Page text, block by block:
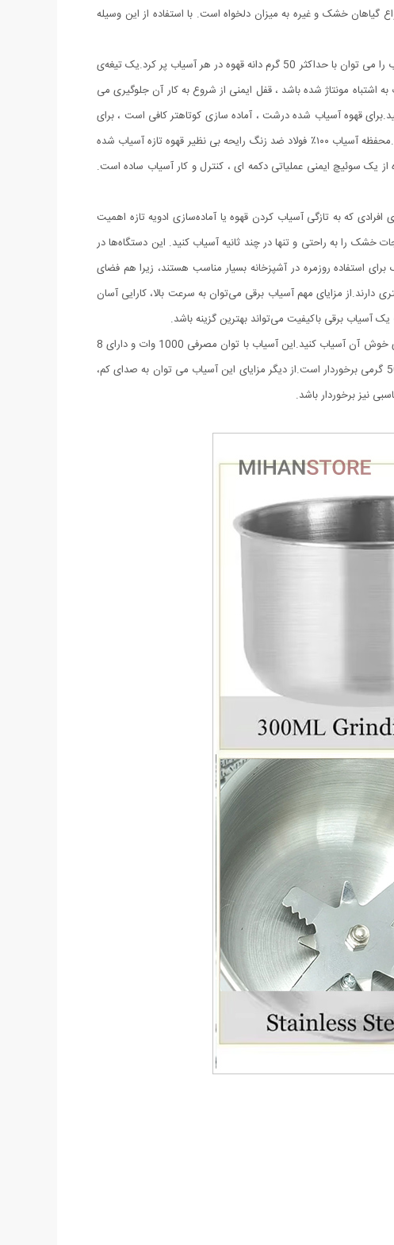
گیاهان خشک و غیره به میزان دلخواه است. با استفاده از این وسیله
صبح با یک فنجان قهوه تازه آسیاب شده با کمک آسیاب برقی تفال Tefal در طراحی مدرن و ظریف است ,از خواب بیدار شوید ,دستگاه آسیاب را می توان با حداکثر 50 گرم دانه قهوه در هر آسیاب پر کرد.یک تیغەی
بالای ۲۹۰۰۰ دور در دقیقه را ایجاد می کنند. اگر آسیاب به اشتباه مونتاژ شده باشد ، قفل ایمنی از شروع بە کار آن جلوگیری می
قهوه آسیاب شده درشت ، آماده سازی کوتاهتر کافی است ، برای
آسیاب ریزتر ، اجازه دهید آسیاب کمی بیشتر کار کند. به لطف درب شفاف ، می توانید به طور مداوم وضعیت قهوه آسیاب شده را بررسی کنید.محفظه آسیاب ۱۰۰٪ فولاد ضد زنگ رایحه بی نظیر قهوه تازه آسیاب شده
یک سوئیچ ایمنی عملیاتی دکمه ای ، کنترل و کار آسیاب ساده است.
که به تازگی آسیاب کردن قهوه یا آماده‌سازی ادویه تازه اهمیت
خشک را به راحتی و تنها در چند ثانیه آسیاب کنید. این دستگاه‌ها در
استفاده روزمره در آشپزخانه بسیار مناسب هستند، زیرا هم فضای
مزایای مهم آسیاب برقی می‌توان به سرعت بالا، کارایی آسان
آسیاب برقی باکیفیت می‌تواند بهترین گزینه باشد.
آسیاب برقی تفال یک دستگاه کارآمد و با کیفیت است که می توانید با آن قهوه ها، آجیل ها و سایر مواد خوراکی را با حفظ طعم اصلی و بوی خوش آن آسیاب کنید.این آسیاب با توان مصرفی 1000 وات و دارای 8
تیغه از جنس استیل ضد زنگ توانایی توانایی آسیاب کردن انواع قهوه و همچنین ادویه جات را دارا می باشد.همچنین این آسیاب از مخزن 50 گرمی برخوردار است.از دیگر مزایای این آسیاب می توان به صدای کم،
نیز برخوردار باشد.